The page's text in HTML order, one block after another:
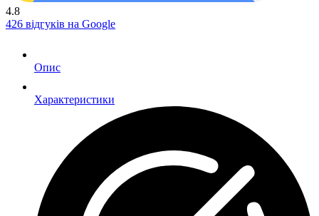
4.8
426 відгуків на Google
Опис
Характеристики